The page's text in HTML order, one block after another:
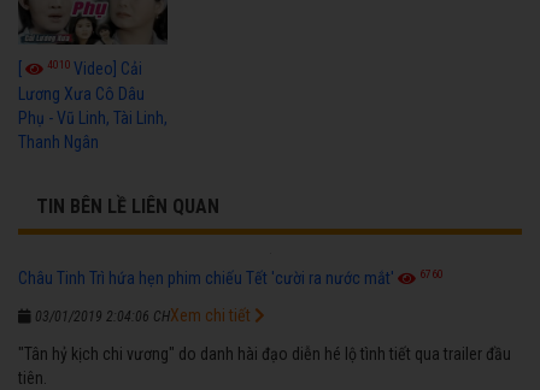
[ 4010 Video] Cải
Lương Xưa Cô Dâu
Phụ - Vũ Linh, Tài Linh,
Thanh Ngân
TIN BÊN LỀ LIÊN QUAN
Châu Tinh Trì hứa hẹn phim chiếu Tết 'cười ra nước mắt' 6760
03/01/2019 2:04:06 CH
"Tân hỷ kịch chi vương" do danh hài đạo diễn hé lộ tình tiết qua trailer đầu
tiên.
Xem chi tiết